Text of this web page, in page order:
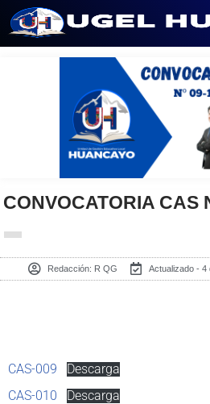
CONVOCATORIA CAS
Redacción: R QG Actualizado - 4
CAS-009
Descarga
CAS-010
Descarga